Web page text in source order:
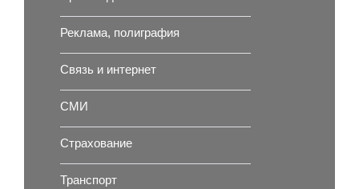
Реклама, полиграфия
Связь и интернет
СМИ
Страхование
Транспорт